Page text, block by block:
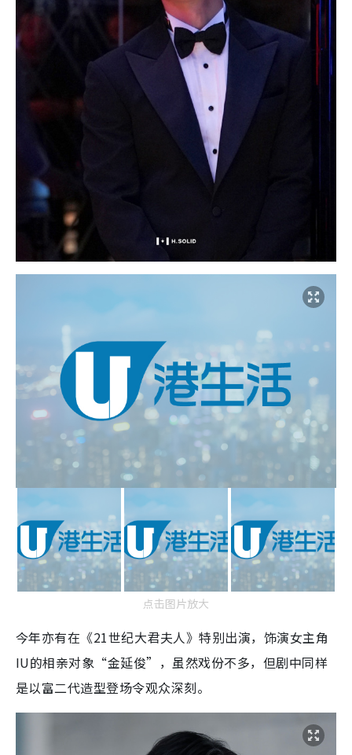
点击图片放大
今年亦有在《21世纪大君夫人》特别出演，饰演女主角
IU的相亲对象“金延俊”，虽然戏份不多，但剧中同样
是以富二代造型登场令观众深刻。